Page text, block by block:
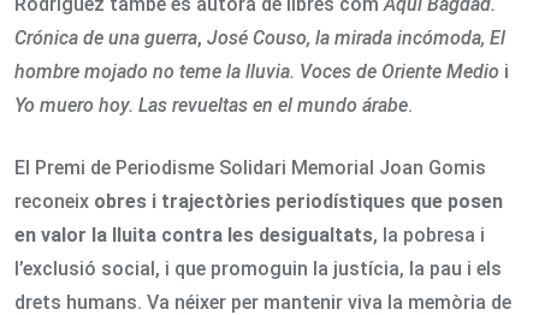
Crónica de una guerra, José Couso, la mirada incómoda, El
hombre mojado no teme la lluvia. Voces de Oriente Medio i
Yo muero hoy. Las revueltas en el mundo árabe.
El Premi de Periodisme Solidari Memorial Joan Gomis
reconeix obres i trajectòries periodístiques que posen
en valor la lluita contra les desigualtats, la pobresa i
l’exclusió social, i que promoguin la justícia, la pau i els
drets humans. Va néixer per mantenir viva la memòria de